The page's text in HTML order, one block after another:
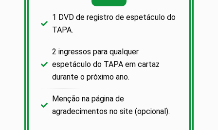
1 DVD de registro de espetáculo do
TAPA.
2 ingressos para qualquer
espetáculo do TAPA em cartaz
durante o próximo ano.
Menção na página de
agradecimentos no site (opcional).